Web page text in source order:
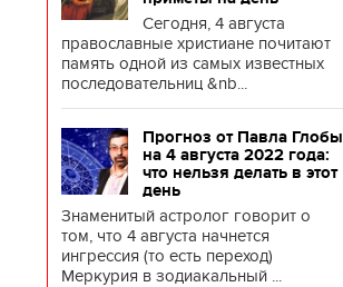
Сегодня, 4 августа
православные христиане почитают
память одной из самых известных
последовательниц &nb...
Прогноз от Павла Глобы
на 4 августа 2022 года:
что нельзя делать в этот
день
Знаменитый астролог говорит о
том, что 4 августа начнется
ингрессия (то есть переход)
Меркурия в зодиакальный ...